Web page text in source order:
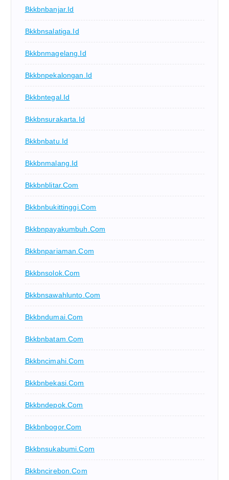
Bkkbnbanjar.id
Bkkbnsalatiga.id
Bkkbnmagelang.id
Bkkbnpekalongan.id
Bkkbntegal.id
Bkkbnsurakarta.id
Bkkbnbatu.id
Bkkbnmalang.id
Bkkbnblitar.com
Bkkbnbukittinggi.com
Bkkbnpayakumbuh.com
Bkkbnpariaman.com
Bkkbnsolok.com
Bkkbnsawahlunto.com
Bkkbndumai.com
Bkkbnbatam.com
Bkkbncimahi.com
Bkkbnbekasi.com
Bkkbndepok.com
Bkkbnbogor.com
Bkkbnsukabumi.com
Bkkbncirebon.com